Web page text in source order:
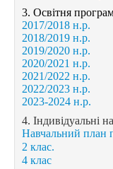
3. Освітня
2017/2018 н.р.
2018/2019 н.р.
2019/2020 н.р.
2020/2021 н.р.
2021/2022 н.р.
2022/2023 н.р.
2023-2024 н.р.
4. Індивідуальні
Навчальний план
2 клас.
4 клас